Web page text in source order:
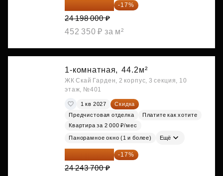
20 084 340 ₽ -17%
24 198 000 ₽
452 350 ₽ за м²
1-комнатная, 44.2м²
ЖК Скай Гарден, 2 корпус, 3 секция, 10
этаж, №401
1 кв 2027
Скидка
Предчистовая отделка
Платите как хотите
Квартира за 2 000 ₽/мес
Панорамное окно (1 и более) Ещё
20 122 271 ₽ -17%
24 243 700 ₽